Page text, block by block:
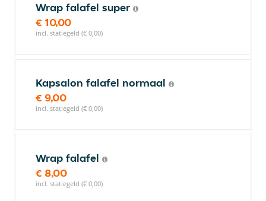
Wrap falafel super
€ 10,00
incl. statiegeld (€ 0,00)
Kapsalon falafel normaal
€ 9,00
incl. statiegeld (€ 0,00)
Wrap falafel
€ 8,00
incl. statiegeld (€ 0,00)